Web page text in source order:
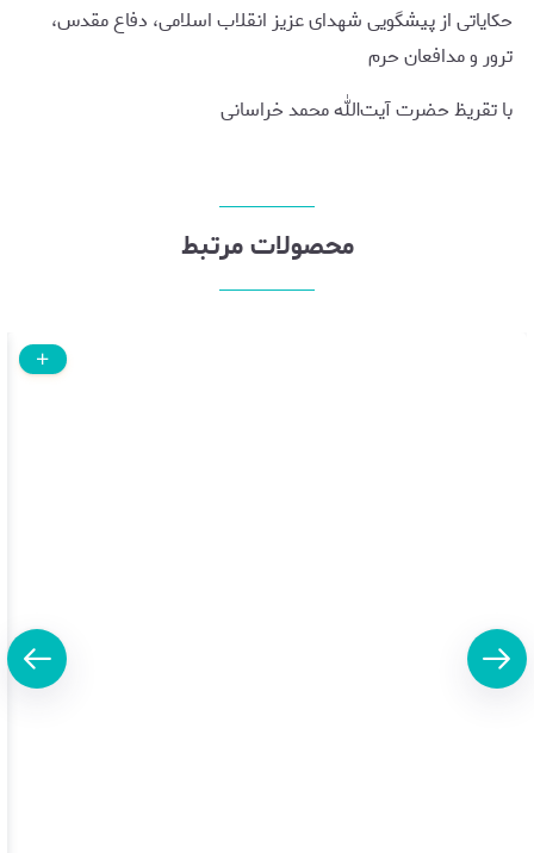
حکایاتی از پیشگویی شهدای عزیز انقلاب اسلامی، دفاع مقدس،
ترور و مدافعان حرم
با تقریظ حضرت آیت‌الله محمد خراسانی
محصولات مرتبط